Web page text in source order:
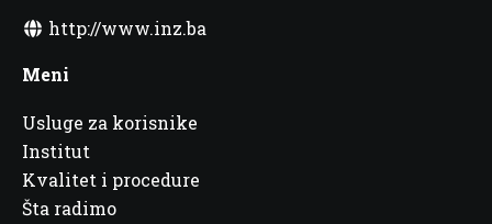
http://www.inz.ba
Meni
Usluge za korisnike
Institut
Kvalitet i procedure
Šta radimo